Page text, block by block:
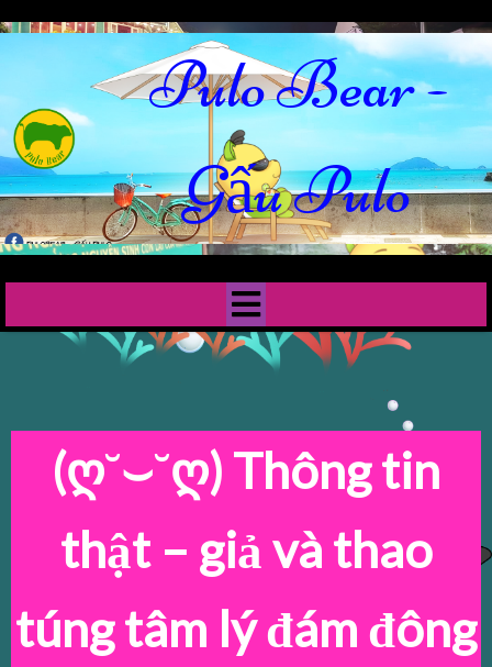
Pulo Bear -
Gấu Pulo
(ღ˘⌣˘ღ) Thông tin
thật – giả và thao
túng tâm lý đám đông